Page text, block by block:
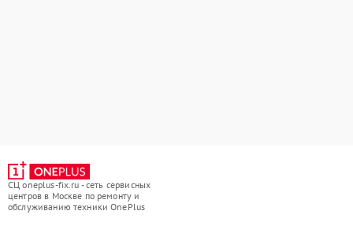
СЦ oneplus-fix.ru - сеть сервисных
центров в Москве по ремонту и
обслуживанию техники OnePlus